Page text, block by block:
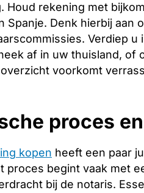
Houd rekening met
Spanje. Denk hierbij
Verdiep
af in uw thuisland, of
voorkomt
proces
kopen heeft een paar
proces begint vaak met
bij de notaris.